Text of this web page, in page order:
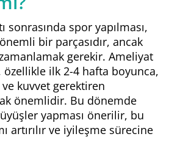
sonrasında spor yapılması,
bir parçasıdır, ancak
gerekir. Ameliyat
özellikle ilk 2-4 hafta boyunca,
kuvvet gerektiren
önemlidir. Bu dönemde
yapması önerilir, bu
artırılır ve iyileşme sürecine